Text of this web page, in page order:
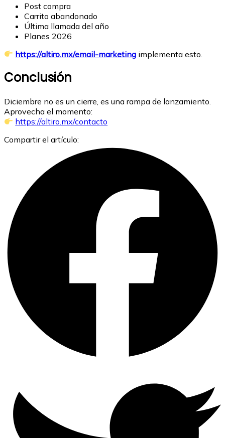
Post compra
Carrito abandonado
Última llamada del año
Planes 2026
https://altiro.mx/email-marketing implementa esto.
Conclusión
Diciembre no es un cierre, es una rampa de lanzamiento.
Aprovecha el momento:
https://altiro.mx/contacto
Compartir el artículo: